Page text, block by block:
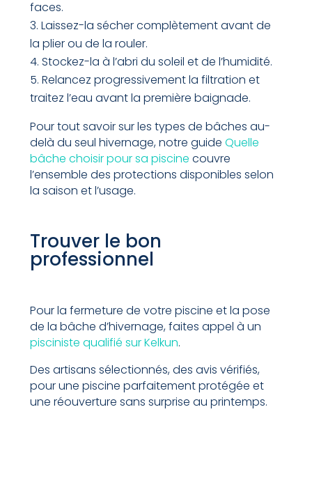
faces.
Laissez-la sécher complètement avant de
la plier ou de la rouler.
Stockez-la à l’abri du soleil et de l’humidité.
Relancez progressivement la filtration et
traitez l’eau avant la première baignade.
Pour tout savoir sur les types de bâches au-
delà du seul hivernage, notre guide Quelle
bâche choisir pour sa piscine couvre
l’ensemble des protections disponibles selon
la saison et l’usage.
Trouver le bon
professionnel
Pour la fermeture de votre piscine et la pose
de la bâche d’hivernage, faites appel à un
pisciniste qualifié sur Kelkun.
Des artisans sélectionnés, des avis vérifiés,
pour une piscine parfaitement protégée et
une réouverture sans surprise au printemps.